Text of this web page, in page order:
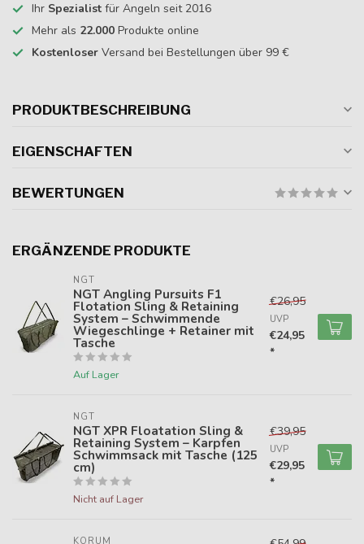
Ihr Spezialist für Angeln seit 2016
Mehr als 22.000 Produkte online
Kostenloser Versand bei Bestellungen über 99 €
PRODUKTBESCHREIBUNG
EIGENSCHAFTEN
BEWERTUNGEN
ERGÄNZENDE PRODUKTE
NGT
NGT Angling Pursuits F1
Flotation Sling & Retaining
System – Schwimmende
Wiegeschlinge + Retainer mit
Tasche
Auf Lager
€26,95
UVP
€24,95
*
NGT
NGT XPR Floatation Sling &
Retaining System – Karpfen
Schwimmsack mit Tasche (125
cm)
Nicht auf Lager
€39,95
UVP
€29,95
*
KORUM